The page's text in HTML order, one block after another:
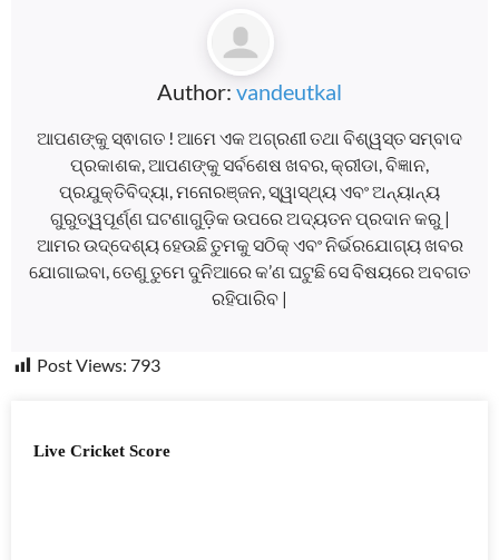
Author: vandeutkal
ଆପଣଙ୍କୁ ସ୍ଵାଗତ ! ଆମେ ଏକ ଅଗ୍ରଣୀ ତଥା ବିଶ୍ୱସ୍ତ ସମ୍ବାଦ
ପ୍ରକାଶକ, ଆପଣଙ୍କୁ ସର୍ବଶେଷ ଖବର, କ୍ରୀଡା, ବିଜ୍ଞାନ,
ପ୍ରଯୁକ୍ତିବିଦ୍ୟା, ମନୋରଞ୍ଜନ, ସ୍ୱାସ୍ଥ୍ୟ ଏବଂ ଅନ୍ୟାନ୍ୟ
ଗୁରୁତ୍ୱପୂର୍ଣ୍ଣ ଘଟଣାଗୁଡ଼ିକ ଉପରେ ଅଦ୍ୟତନ ପ୍ରଦାନ କରୁ |
ଆମର ଉଦ୍ଦେଶ୍ୟ ହେଉଛି ତୁମକୁ ସଠିକ୍ ଏବଂ ନିର୍ଭରଯୋଗ୍ୟ ଖବର
ଯୋଗାଇବା, ତେଣୁ ତୁମେ ଦୁନିଆରେ କ’ଣ ଘଟୁଛି ସେ ବିଷୟରେ ଅବଗତ
ରହିପାରିବ |
Post Views: 793
Live Cricket Score